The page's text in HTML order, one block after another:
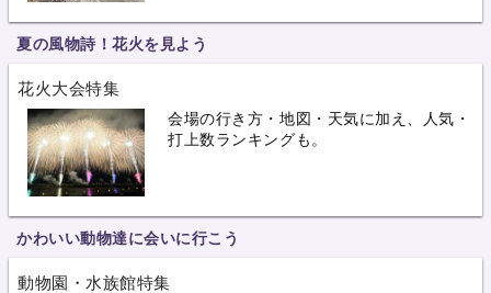
夏の風物詩！花火を見よう
花火大会特集
会場の行き方・地図・天気に加え、人気・
打上数ランキングも。
かわいい動物達に会いに行こう
動物園・水族館特集